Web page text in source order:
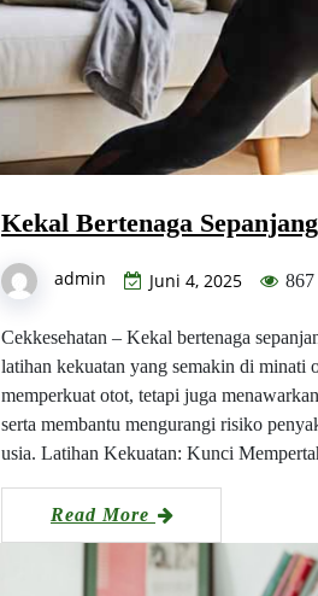
Kekal Bertenaga
admin Juni 4, 2025 867
Cekkesehatan – Kekal bertenaga
latihan kekuatan yang semakin di minati
memperkuat otot, tetapi juga
serta membantu mengurangi risiko
usia. Latihan Kekuatan: Kunci
Read More